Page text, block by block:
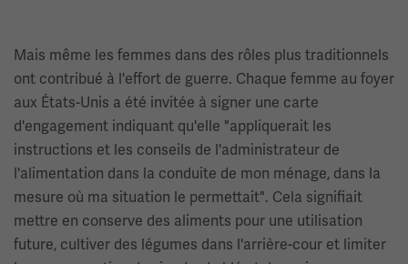
Mais même les femmes dans des rôles plus traditionnels
ont contribué à l'effort de guerre. Chaque femme au foyer
aux États-Unis a été invitée à signer une carte
d'engagement indiquant qu'elle "appliquerait les
instructions et les conseils de l'administrateur de
l'alimentation dans la conduite de mon ménage, dans la
mesure où ma situation le permettait". Cela signifiait
mettre en conserve des aliments pour une utilisation
future, cultiver des légumes dans l'arrière-cour et limiter